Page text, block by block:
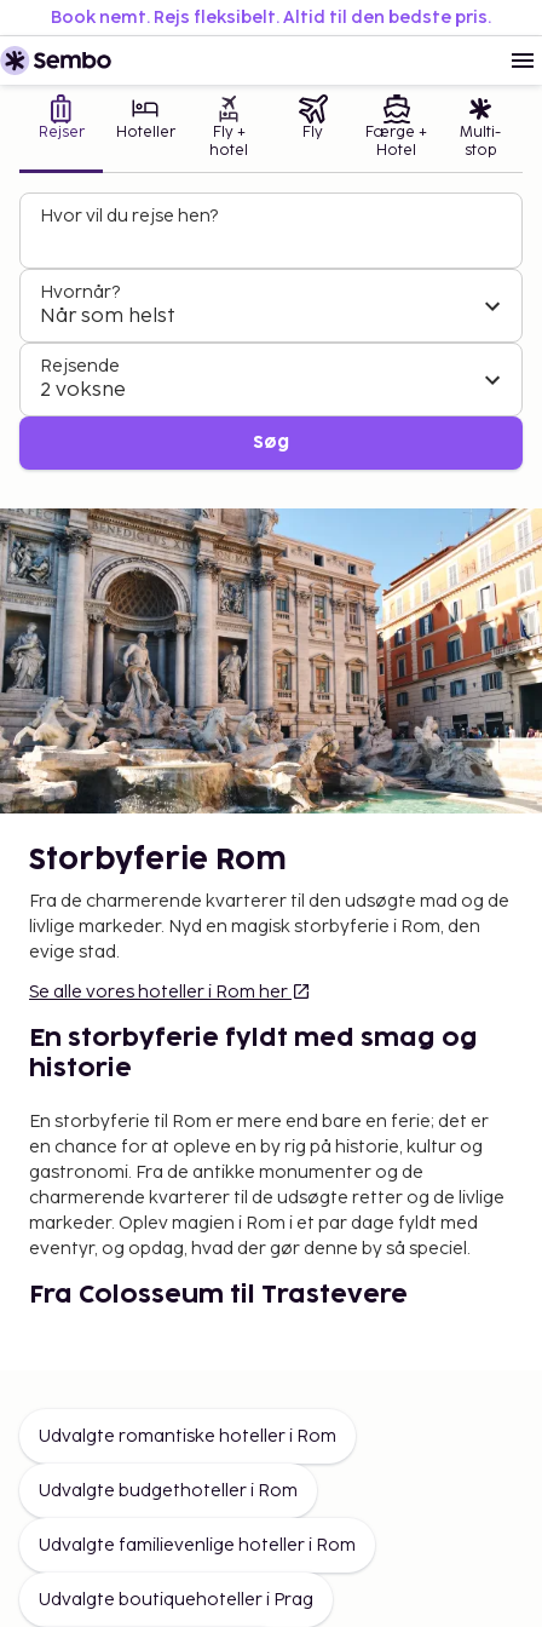
Book nemt. Rejs fleksibelt. Altid til den bedste pris.
Rejser Hoteller
Fly +
hotel
Fly
Færge +
Hotel
Multi-
stop
Hvor vil du rejse hen?
Hvornår?
Når som helst
Rejsende
2 voksne
Søg
Storbyferie Rom
Fra de charmerende kvarterer til den udsøgte mad og de
livlige markeder. Nyd en magisk storbyferie i Rom, den
evige stad.
Se alle vores hoteller i Rom her
En storbyferie fyldt med smag og
historie
En storbyferie til Rom er mere end bare en ferie; det er
en chance for at opleve en by rig på historie, kultur og
gastronomi. Fra de antikke monumenter og de
charmerende kvarterer til de udsøgte retter og de livlige
markeder. Oplev magien i Rom i et par dage fyldt med
eventyr, og opdag, hvad der gør denne by så speciel.
Fra Colosseum til Trastevere
Forum Romanum, hvor Roms antikke historie
bogstaveligt talt ligger for dine fødder. Et besøg til
imponerende Peterskirke, er et must for alle, der besøger
Rom.
Men Rom er også kendt for sine skjulte perler. Udforsk de
charmerende kvarterer i Trastevere eller de
bohemeagtige gader i Monti, hvor du finder små butikker,
kunstgallerier og hyggelige caféer. Her kan du opleve
Rom som en lokal og nyde den autentiske atmosfære.
Udvalgte romantiske hoteller i Rom
Udvalgte budgethoteller i Rom
Udvalgte familievenlige hoteller i Rom
Udvalgte boutiquehoteller i Prag